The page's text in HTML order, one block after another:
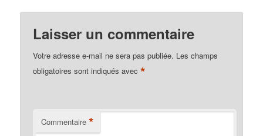
Laisser un commentaire
Votre adresse e-mail ne sera pas publiée. Les champs
obligatoires sont indiqués avec*
Commentaire *